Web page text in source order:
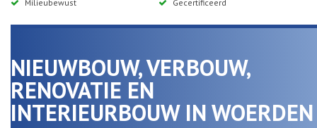
Milieubewust
Gecertificeerd
NIEUWBOUW, VERBOUW,
RENOVATIE EN
INTERIEURBOUW IN WOERDEN